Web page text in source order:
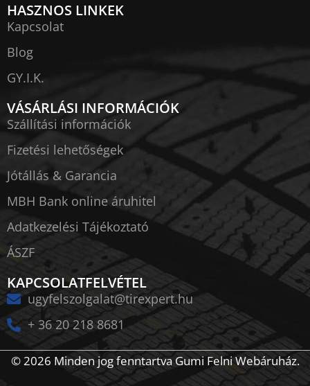
HASZNOS LINKEK
Kapcsolat
Blog
GY.I.K.
VÁSÁRLÁSI INFORMÁCIÓK
Szállítási információk
Fizetési lehetőségek
Jótállás & Garancia
MBH Bank online áruhitel
Adatkezelési Tájékoztató
ÁSZF
KAPCSOLATFELVÉTEL
ugyfelszolgalat@tirexpert.hu
+ 36 20 218 8681
© 2026 Minden jog fenntartva Gumi Felni Webáruház.